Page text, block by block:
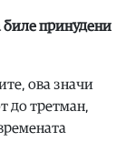
биле принудени
ова значи
до третман,